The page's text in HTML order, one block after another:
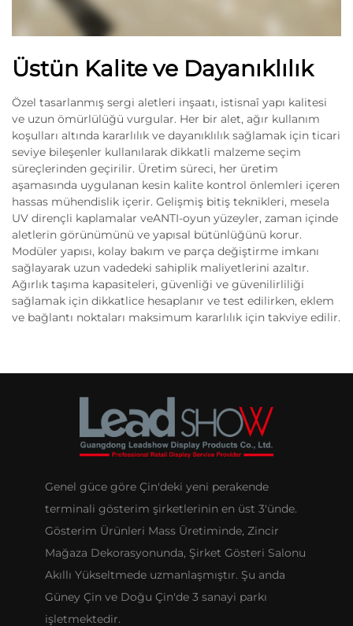
Üstün Kalite ve Dayanıklılık
Özel tasarlanmış sergi aletleri inşaatı, istisnaî yapı kalitesi
ve uzun ömürlülüğü vurgular. Her bir alet, ağır kullanım
koşulları altında kararlılık ve dayanıklılık sağlamak için ticari
seviye bileşenler kullanılarak dikkatli malzeme seçim
süreçlerinden geçirilir. Üretim süreci, her üretim
aşamasında uygulanan kesin kalite kontrol önlemleri içeren
hassas mühendislik içerir. Gelişmiş bitiş teknikleri, mesela
UV dirençli kaplamalar veANTI-oyun yüzeyler, zaman içinde
aletlerin görünümünü ve yapısal bütünlüğünü korur.
Modüler yapısı, kolay bakım ve parça değiştirme imkanı
sağlayarak uzun vadedeki sahiplik maliyetlerini azaltır.
Ağırlık taşıma kapasiteleri, güvenliği ve güvenilirliliği
sağlamak için dikkatlice hesaplanır ve test edilirken, eklem
ve bağlantı noktaları maksimum kararlılık için takviye edilir.
Genel güce göre Çin'deki yeni perakende
terminali gösterim şirketlerinin en üst 3'ünde.
Gösterim Ürünleri Mass Üretiminde, Zincir
Mağaza Dekorasyonunda, Şirket Gösteri Salonu
Akıllı Yükseltmede uzmanlaşmıştır. Şu anda
Güney Çin ve Doğu Çin'de 3 sanayi parkı
işletmektedir.